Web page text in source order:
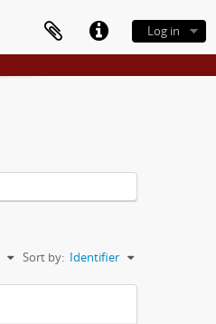
Log in
Sort by: Identifier